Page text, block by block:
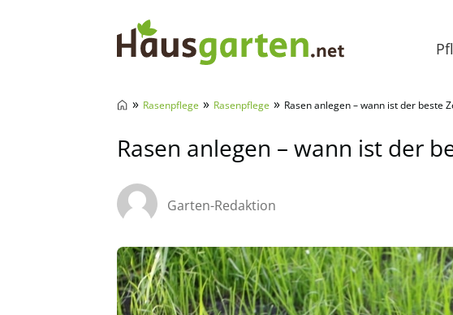
» Rasenpflege » Rasenpflege » Rasen anlegen – wann ist der beste
Rasen anlegen – wann ist der
Garten-Redaktion